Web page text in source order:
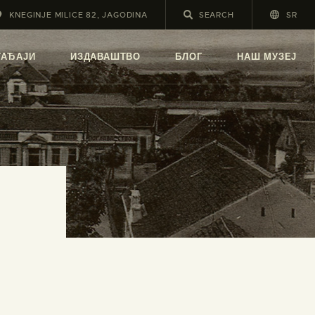
KNEGINJE MILICE 82, JAGODINA SR
ИЗДАВАШТВО БЛОГ НАШ МУЗЕЈ